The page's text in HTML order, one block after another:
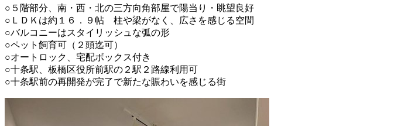
○５階部分、南・西・北の三方向角部屋で陽当り・眺望良好
○ＬＤＫは約１６．９帖 柱や梁がなく、広さを感じる空間
○バルコニーはスタイリッシュな弧の形
○ペット飼育可（２頭迄可）
○オートロック、宅配ボックス付き
○十条駅、板橋区役所前駅の２駅２路線利用可
○十条駅前の再開発が完了で新たな賑わいを感じる街